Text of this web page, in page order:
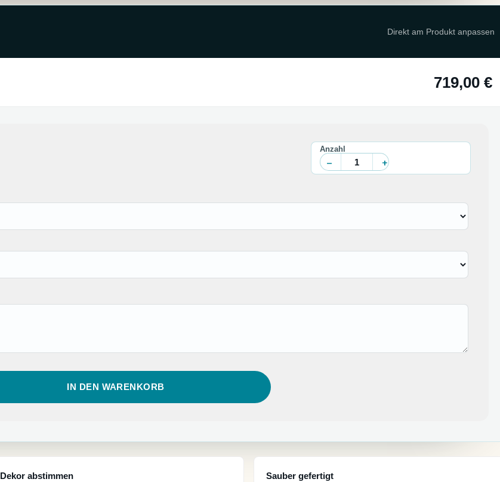
Direkt am Produkt anpassen
719,00 €
IN DEN WARENKORB
Dekor abstimmen Sauber gefertigt